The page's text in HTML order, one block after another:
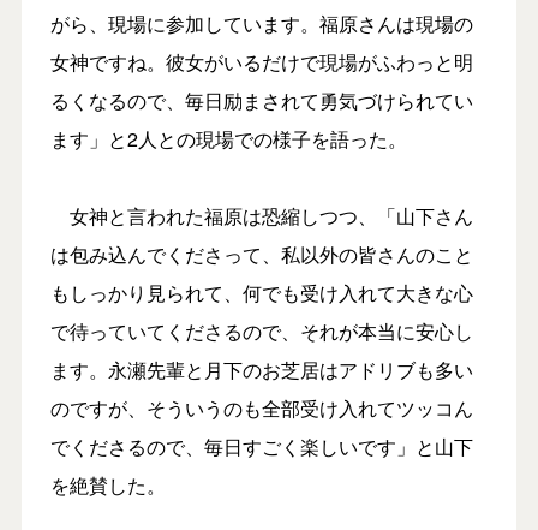
がら、現場に参加しています。福原さんは現場の
女神ですね。彼女がいるだけで現場がふわっと明
るくなるので、毎日励まされて勇気づけられてい
ます」と2人との現場での様子を語った。
女神と言われた福原は恐縮しつつ、「山下さん
は包み込んでくださって、私以外の皆さんのこと
もしっかり見られて、何でも受け入れて大きな心
で待っていてくださるので、それが本当に安心し
ます。永瀬先輩と月下のお芝居はアドリブも多い
のですが、そういうのも全部受け入れてツッコん
でくださるので、毎日すごく楽しいです」と山下
を絶賛した。